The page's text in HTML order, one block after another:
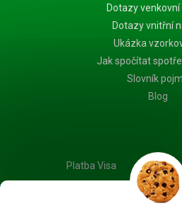
Dotazy
Dotazy vnitřní
Ukázka
Jak spočítat
Slovník
Blog
Platba Visa